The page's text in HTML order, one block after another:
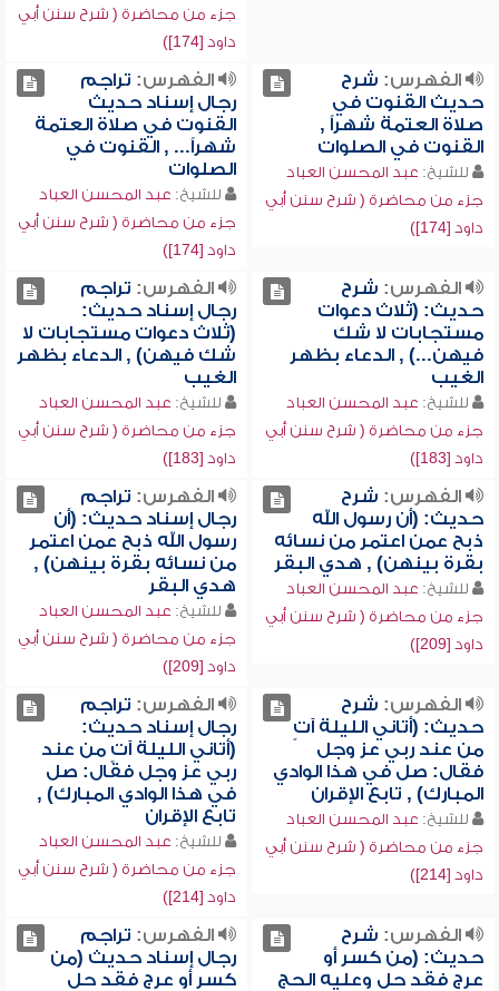
جزء من محاضرة ( شرح سنن أبي
داود [174])
الفهرس: شرح
حديث القنوت في
صلاة العتمة شهراً ,
القنوت في الصلوات
للشيخ: عبد المحسن العباد
جزء من محاضرة ( شرح سنن أبي
داود [174])
الفهرس: تراجم
رجال إسناد حديث
القنوت في صلاة العتمة
شهراً... , القنوت في
الصلوات
للشيخ: عبد المحسن العباد
جزء من محاضرة ( شرح سنن أبي
داود [174])
الفهرس: شرح
حديث: (ثلاث دعوات
مستجابات لا شك
فيهن...) , الدعاء بظهر
الغيب
للشيخ: عبد المحسن العباد
جزء من محاضرة ( شرح سنن أبي
داود [183])
الفهرس: تراجم
رجال إسناد حديث:
(ثلاث دعوات مستجابات لا
شك فيهن) , الدعاء بظهر
الغيب
للشيخ: عبد المحسن العباد
جزء من محاضرة ( شرح سنن أبي
داود [183])
الفهرس: شرح
حديث: (أن رسول الله
ذبح عمن اعتمر من نسائه
بقرة بينهن) , هدي البقر
للشيخ: عبد المحسن العباد
جزء من محاضرة ( شرح سنن أبي
داود [209])
الفهرس: تراجم
رجال إسناد حديث: (أن
رسول الله ذبح عمن اعتمر
من نسائه بقرة بينهن) ,
هدي البقر
للشيخ: عبد المحسن العباد
جزء من محاضرة ( شرح سنن أبي
داود [209])
الفهرس: شرح
حديث: (أتاني الليلة آتٍ
من عند ربي عز وجل
فقال: صل في هذا الوادي
المبارك) , تابع الإقران
للشيخ: عبد المحسن العباد
جزء من محاضرة ( شرح سنن أبي
داود [214])
الفهرس: تراجم
رجال إسناد حديث:
(أتاني الليلة آتٍ من عند
ربي عز وجل فقال: صل
في هذا الوادي المبارك) ,
تابع الإقران
للشيخ: عبد المحسن العباد
جزء من محاضرة ( شرح سنن أبي
داود [214])
الفهرس: شرح
حديث: (من كسر أو
عرج فقد حل وعليه الحج
الفهرس: تراجم
رجال إسناد حديث (من
كسر أو عرج فقد حل